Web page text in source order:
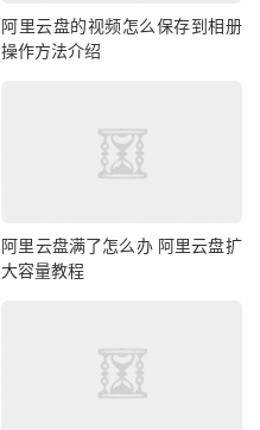
阿里云盘的视频怎么保存到相册
操作方法介绍
阿里云盘满了怎么办 阿里云盘扩
大容量教程